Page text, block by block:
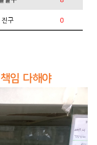
책임 다해야